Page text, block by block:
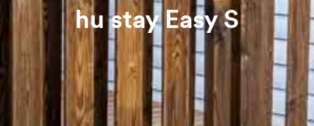
hu stay Easy S